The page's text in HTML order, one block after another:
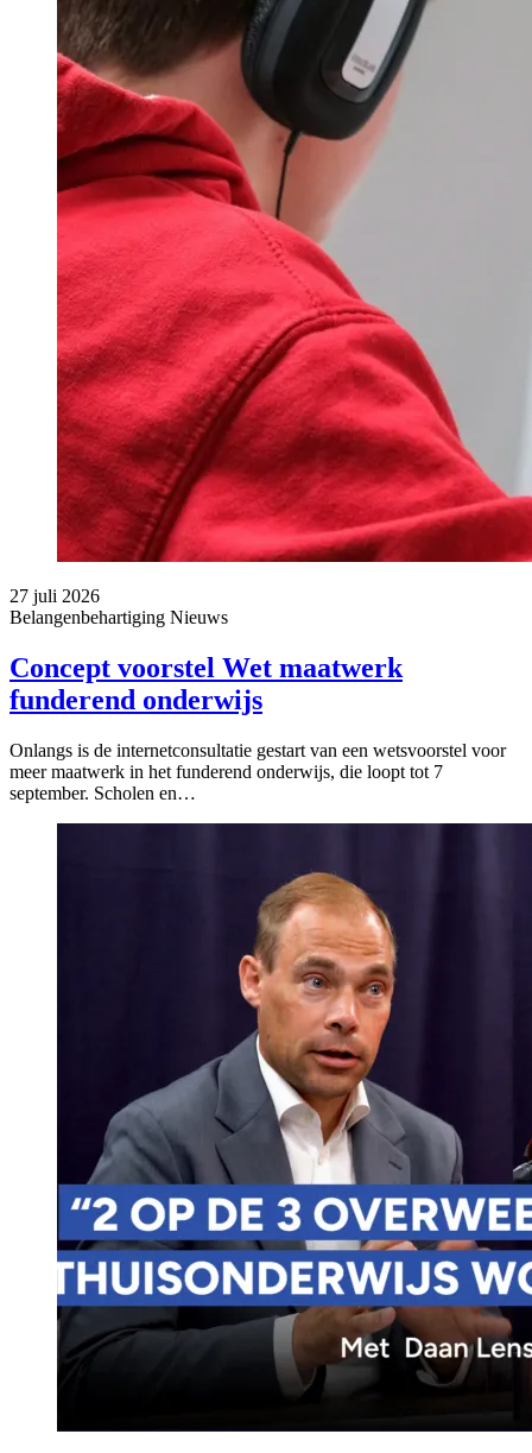
27 juli 2026
Belangenbehartiging Nieuws
Concept voorstel Wet maatwerk
funderend onderwijs
Onlangs is de internetconsultatie gestart van een wetsvoorstel voor
meer maatwerk in het funderend onderwijs, die loopt tot 7
september. Scholen en…